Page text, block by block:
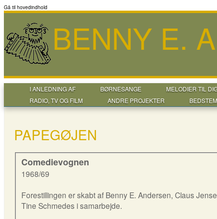
Gå til hovedindhold
BENNY E.
I ANLEDNING AF BØRNESANGE
MELODIER TIL
RADIO, TV OG FILM
ANDRE PROJEKTER
PAPEGØJEN
Comedievognen
1968/69
Forestillingen er skabt af Benny E. Andersen, Claus
Tine Schmedes i samarbejde.